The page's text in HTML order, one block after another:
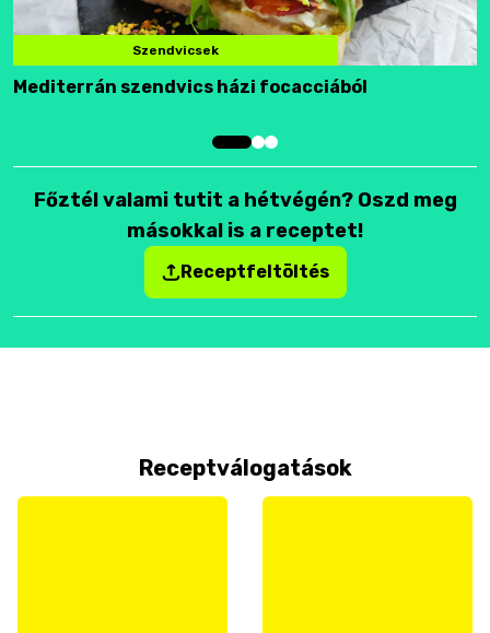
Szendvicsek
Mediterrán szendvics házi focacciából
Főztél valami tutit a hétvégén? Oszd meg
másokkal is a receptet!
Receptfeltöltés
Receptválogatások